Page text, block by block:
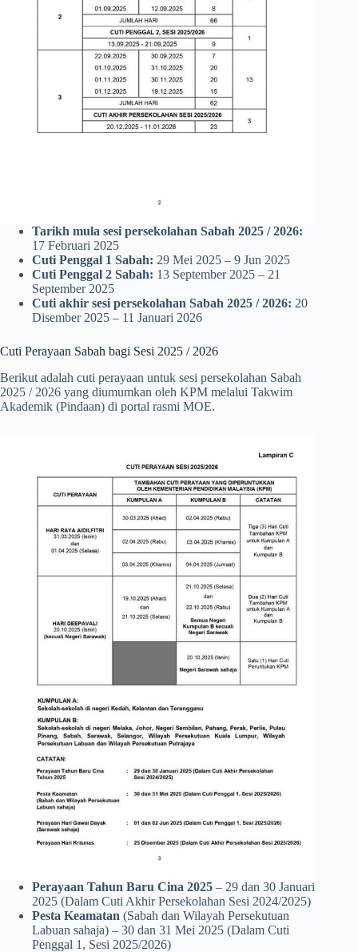
Tarikh mula sesi persekolahan Sabah 2025 / 2026:
17 Februari 2025
Cuti Penggal 1 Sabah: 29 Mei 2025 – 9 Jun 2025
Cuti Penggal 2 Sabah: 13 September 2025 – 21
September 2025
Cuti akhir sesi persekolahan Sabah 2025 / 2026: 20
Disember 2025 – 11 Januari 2026
Cuti Perayaan Sabah bagi Sesi 2025 / 2026
Berikut adalah cuti perayaan untuk sesi persekolahan Sabah
2025 / 2026 yang diumumkan oleh KPM melalui Takwim
Akademik (Pindaan) di portal rasmi MOE.
Perayaan Tahun Baru Cina 2025 – 29 dan 30 Januari
2025 (Dalam Cuti Akhir Persekolahan Sesi 2024/2025)
Pesta Keamatan (Sabah dan Wilayah Persekutuan
Labuan sahaja) – 30 dan 31 Mei 2025 (Dalam Cuti
Penggal 1, Sesi 2025/2026)